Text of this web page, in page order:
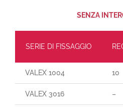
SENZA
SERIE DI FISSAGGIO
VALEX 1004 10
VALEX 3016 –